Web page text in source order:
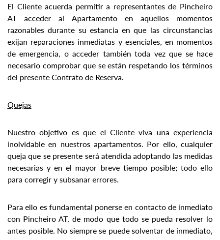
El Cliente acuerda permitir a representantes de Pincheiro
AT acceder al Apartamento en aquellos momentos
razonables durante su estancia en que las circunstancias
exijan reparaciones inmediatas y esenciales, en momentos
de emergencia, o acceder también toda vez que se hace
necesario comprobar que se están respetando los términos
del presente Contrato de Reserva.
Quejas
Nuestro objetivo es que el Cliente viva una experiencia
inolvidable en nuestros apartamentos. Por ello, cualquier
queja que se presente será atendida adoptando las medidas
necesarias y en el mayor breve tiempo posible; todo ello
para corregir y subsanar errores.
Para ello es fundamental ponerse en contacto de inmediato
con Pincheiro AT, de modo que todo se pueda resolver lo
antes posible. No siempre se puede solventar de inmediato,